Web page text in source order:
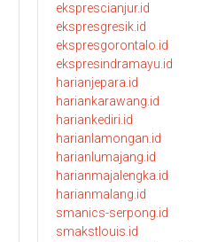
eksprescianjur.id
ekspresgresik.id
ekspresgorontalo.id
ekspresindramayu.id
harianjepara.id
hariankarawang.id
hariankediri.id
harianlamongan.id
harianlumajang.id
harianmajalengka.id
harianmalang.id
smanics-serpong.id
smakstlouis.id